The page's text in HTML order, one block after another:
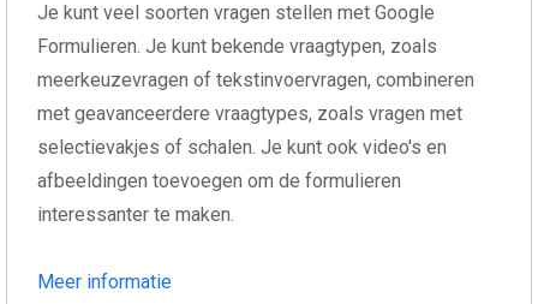
Je kunt veel soorten vragen stellen met Google
Formulieren. Je kunt bekende vraagtypen, zoals
meerkeuzevragen of tekstinvoervragen, combineren
met geavanceerdere vraagtypes, zoals vragen met
selectievakjes of schalen. Je kunt ook video's en
afbeeldingen toevoegen om de formulieren
interessanter te maken.
Meer informatie